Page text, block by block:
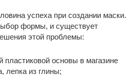
успеха при создании маски.
формы, и существует
этой проблемы:
пластиковой основы в магазине
лепка из глины;